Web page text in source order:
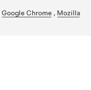
Google Chrome , Mozilla